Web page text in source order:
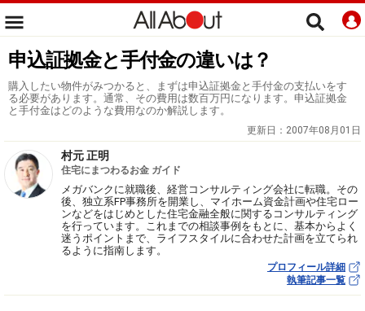
申込証拠金と手付金の違いは？
購入したい物件がみつかると、まずは申込証拠金と手付金の支払いをす
る必要があります。通常、その費用は数百万円になります。申込証拠金
と手付金はどのような費用なのか解説します。
更新日： 2007年08月01日
村元 正明
住宅にまつわるお金 ガイド
メガバンクに就職後、経営コンサルティング会社に転職。その
後、独立系FP事務所を開業し、マイホーム資金計画や住宅ロー
ンなどをはじめとした住宅金融全般に関するコンサルティング
を行っています。これまでの相談事例をもとに、基本からよく
迷うポイントまで、ライフスタイルに合わせた計画を立てられ
るように指南します。
プロフィール詳細
執筆記事一覧